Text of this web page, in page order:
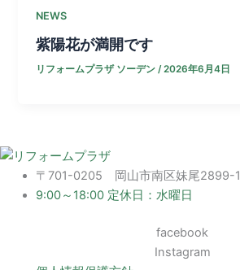
NEWS
紫陽花が満開です
リフォームプラザ ソーデン/2026年6月4日
〒701-0205 岡山市南区妹尾2899-1
9:00～18:00 定休日：水曜日
facebook
Instagram